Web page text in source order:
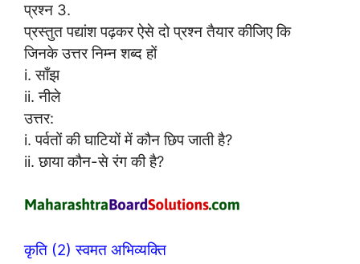
प्रश्न 3.
प्रस्तुत पद्यांश पढ़कर ऐसे दो प्रश्न तैयार कीजिए कि
जिनके उत्तर निम्न शब्द हों
i. साँझ
ii. नीले
उत्तर:
i. पर्वतों की घाटियों में कौन छिप जाती है?
ii. छाया कौन-से रंग की है?
कृति (2) स्वमत अभिव्यक्ति